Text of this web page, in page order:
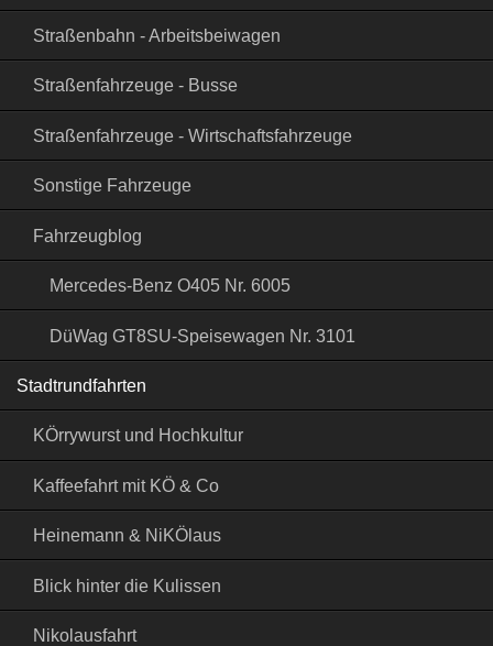
Straßenbahn - Arbeitsbeiwagen
Straßenfahrzeuge - Busse
Straßenfahrzeuge - Wirtschaftsfahrzeuge
Sonstige Fahrzeuge
Fahrzeugblog
Mercedes-Benz O405 Nr. 6005
DüWag GT8SU-Speisewagen Nr. 3101
Stadtrundfahrten
KÖrrywurst und Hochkultur
Kaffeefahrt mit KÖ & Co
Heinemann & NiKÖlaus
Blick hinter die Kulissen
Nikolausfahrt